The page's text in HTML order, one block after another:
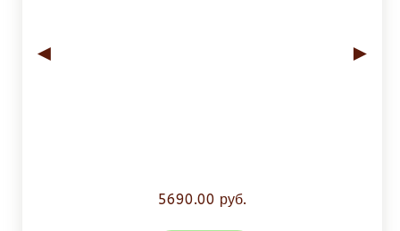
◄ ►
5690.00 руб.